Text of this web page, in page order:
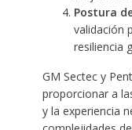
Postura
validación
resiliencia
GM Sectec y
proporcionar a
y la experiencia